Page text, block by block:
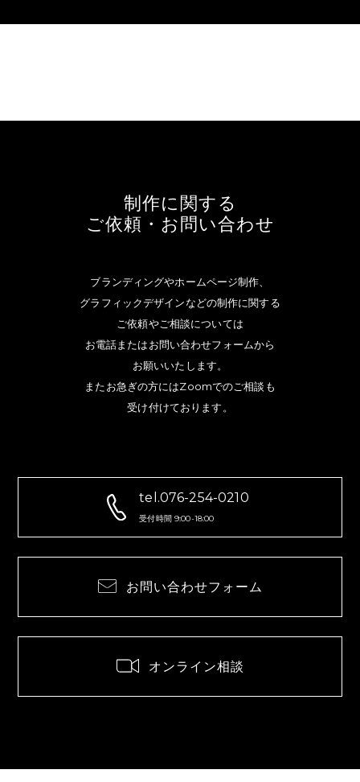
制作に関する
ご依頼・お問い合わせ
ブランディングやホームページ制作、
グラフィックデザインなどの制作に関する
ご依頼やご相談については
お電話またはお問い合わせフォームから
お願いいたします。
またお急ぎの方にはZoomでのご相談も
受け付けております。
tel.076-254-0210
受付時間 9:00-18:00
お問い合わせフォーム
オンライン相談